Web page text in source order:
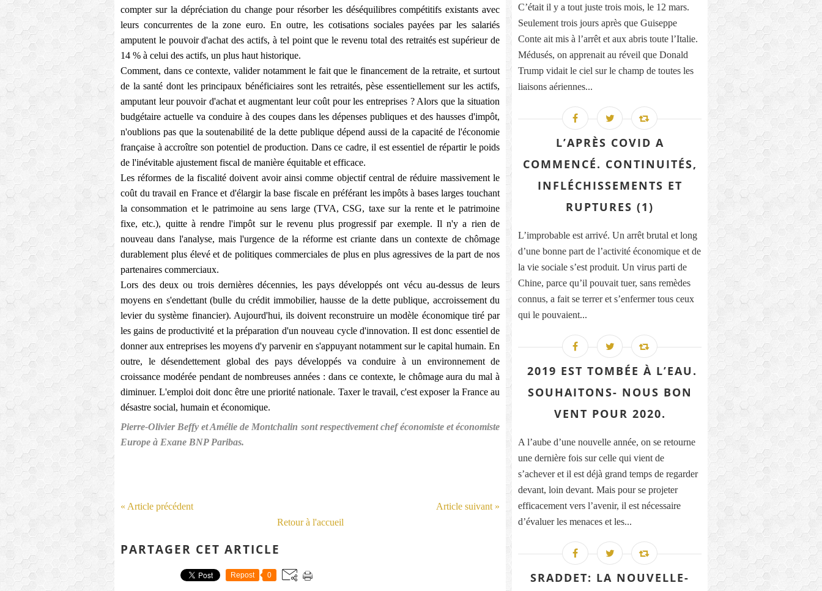
compter sur la dépréciation du change pour résorber les déséquilibres compétitifs existants avec
leurs concurrentes de la zone euro. En outre, les cotisations sociales payées par les salariés
amputent le pouvoir d'achat des actifs, à tel point que le revenu total des retraités est supérieur de
14 % à celui des actifs, un plus haut historique.
Comment, dans ce contexte, valider notamment le fait que le financement de la retraite, et surtout
de la santé dont les principaux bénéficiaires sont les retraités, pèse essentiellement sur les actifs,
amputant leur pouvoir d'achat et augmentant leur coût pour les entreprises ? Alors que la situation
budgétaire actuelle va conduire à des coupes dans les dépenses publiques et des hausses d'impôt,
n'oublions pas que la soutenabilité de la dette publique dépend aussi de la capacité de l'économie
française à accroître son potentiel de production. Dans ce cadre, il est essentiel de répartir le poids
de l'inévitable ajustement fiscal de manière équitable et efficace.
Les réformes de la fiscalité doivent avoir ainsi comme objectif central de réduire massivement le
coût du travail en France et d'élargir la base fiscale en préférant les impôts à bases larges touchant
la consommation et le patrimoine au sens large (TVA, CSG, taxe sur la rente et le patrimoine
fixe, etc.), quitte à rendre l'impôt sur le revenu plus progressif par exemple. Il n'y a rien de
nouveau dans l'analyse, mais l'urgence de la réforme est criante dans un contexte de chômage
durablement plus élevé et de politiques commerciales de plus en plus agressives de la part de nos
partenaires commerciaux.
Lors des deux ou trois dernières décennies, les pays développés ont vécu au-dessus de leurs
moyens en s'endettant (bulle du crédit immobilier, hausse de la dette publique, accroissement du
levier du système financier). Aujourd'hui, ils doivent reconstruire un modèle économique tiré par
les gains de productivité et la préparation d'un nouveau cycle d'innovation. Il est donc essentiel de
donner aux entreprises les moyens d'y parvenir en s'appuyant notamment sur le capital humain. En
outre, le désendettement global des pays développés va conduire à un environnement de
croissance modérée pendant de nombreuses années : dans ce contexte, le chômage aura du mal à
diminuer. L'emploi doit donc être une priorité nationale. Taxer le travail, c'est exposer la France au
désastre social, humain et économique.
Pierre-Olivier Beffy et Amélie de Montchalin sont respectivement chef économiste et économiste
Europe à Exane BNP Paribas.
« Article précédent
Article suivant »
Retour à l'accueil
PARTAGER CET ARTICLE
Repost 0
C’était il y a tout juste trois mois, le 12 mars.
Seulement trois jours après que Guiseppe
Conte ait mis à l’arrêt et aux abris toute l’Italie.
Médusés, on apprenait au réveil que Donald
Trump vidait le ciel sur le champ de toutes les
liaisons aériennes...
L’APRÈS COVID A
COMMENCÉ. CONTINUITÉS,
INFLÉCHISSEMENTS ET
RUPTURES (1)
L’improbable est arrivé. Un arrêt brutal et long
d’une bonne part de l’activité économique et de
la vie sociale s’est produit. Un virus parti de
Chine, parce qu’il pouvait tuer, sans remèdes
connus, a fait se terrer et s’enfermer tous ceux
qui le pouvaient...
2019 EST TOMBÉE À L’EAU.
SOUHAITONS- NOUS BON
VENT POUR 2020.
A l’aube d’une nouvelle année, on se retourne
une dernière fois sur celle qui vient de
s’achever et il est déjà grand temps de regarder
devant, loin devant. Mais pour se projeter
efficacement vers l’avenir, il est nécessaire
d’évaluer les menaces et les...
SRADDET: LA NOUVELLE-